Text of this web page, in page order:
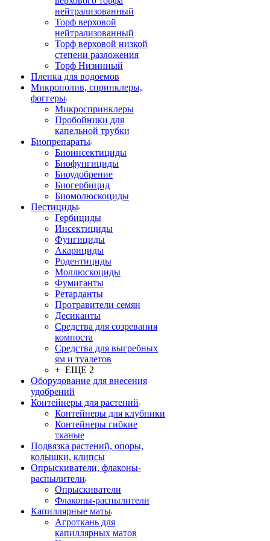
нейтрализованный
Торф верховой
нейтрализованный
Торф верховой низкой
степени разложения
Торф Низинный
Пленка для водоемов
Микрополив, спринклеры,
фоггеры
Микроспринклеры
Пробойники для
капельной трубки
Биопрепараты
Биоинсектициды
Биофунгициды
Биоудобрение
Биогербицид
Биомолюскоциды
Пестициды
Гербициды
Инсектициды
Фунгициды
Акарициды
Родентициды
Моллюскоциды
Фумиганты
Ретарданты
Протравители семян
Десиканты
Средства для созревания
компоста
Средства для выгребных
ям и туалетов
+ ЕЩЕ 2
Оборудование для внесения
удобрений
Контейнеры для растений
Контейнеры для клубники
Контейнеры гибкие
тканые
Подвязка растений, опоры,
колышки, клипсы
Опрыскиватели, флаконы-
распылители
Опрыскиватели
Флаконы-распылители
Капиллярные маты
Агроткань для
капиллярных матов